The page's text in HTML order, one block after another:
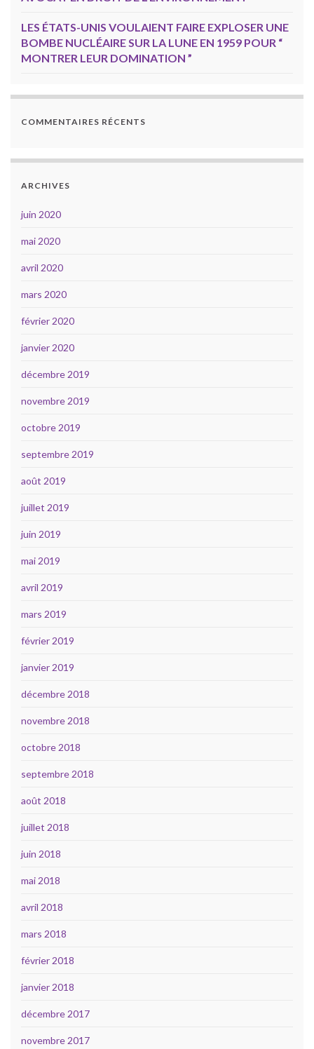
LES ÉTATS-UNIS VOULAIENT FAIRE EXPLOSER UNE
BOMBE NUCLÉAIRE SUR LA LUNE EN 1959 POUR “
MONTRER LEUR DOMINATION ”
COMMENTAIRES RÉCENTS
ARCHIVES
juin 2020
mai 2020
avril 2020
mars 2020
février 2020
janvier 2020
décembre 2019
novembre 2019
octobre 2019
septembre 2019
août 2019
juillet 2019
juin 2019
mai 2019
avril 2019
mars 2019
février 2019
janvier 2019
décembre 2018
novembre 2018
octobre 2018
septembre 2018
août 2018
juillet 2018
juin 2018
mai 2018
avril 2018
mars 2018
février 2018
janvier 2018
décembre 2017
novembre 2017